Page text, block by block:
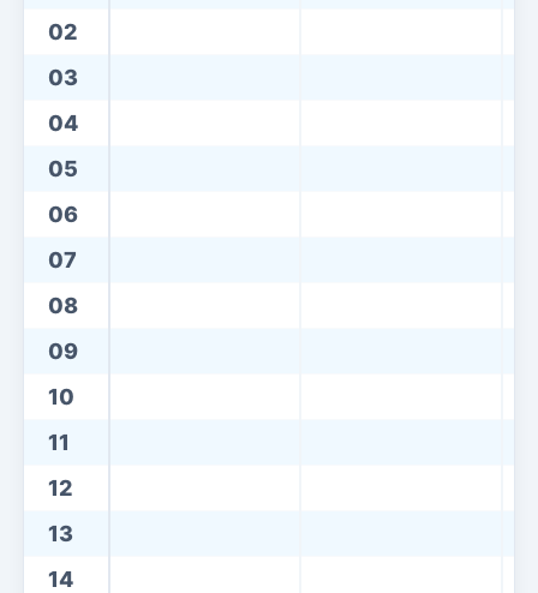
02
03
04
05
06
07
08
09
10
11
12
13
14